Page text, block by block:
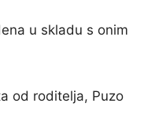
u skladu s onim
od roditelja, Puzo